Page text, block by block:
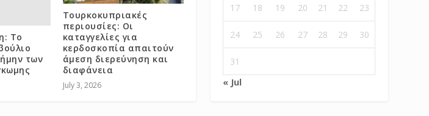
Το
των
Τουρκοκυπριακές
περιουσίες: Οι
καταγγελίες για
κερδοσκοπία απαιτούν
άμεση διερεύνηση και
διαφάνεια
July 3, 2026
17 18 19 20 21 22 23
24 25 26 27 28 29 30
31
« Jul